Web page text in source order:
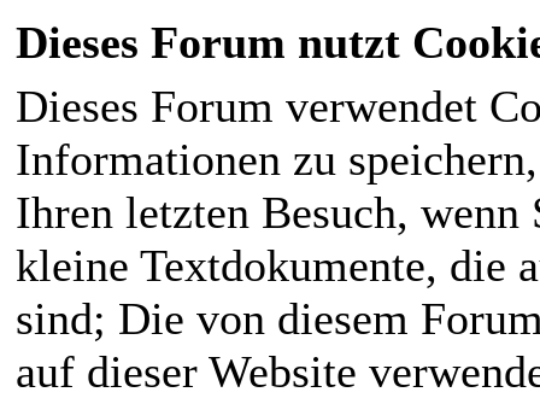
Dieses Forum nutzt
Dieses Forum verwendet
Informationen zu
Ihren letzten Besuch,
kleine Textdokumente, die
sind; Die von diesem
auf dieser Website